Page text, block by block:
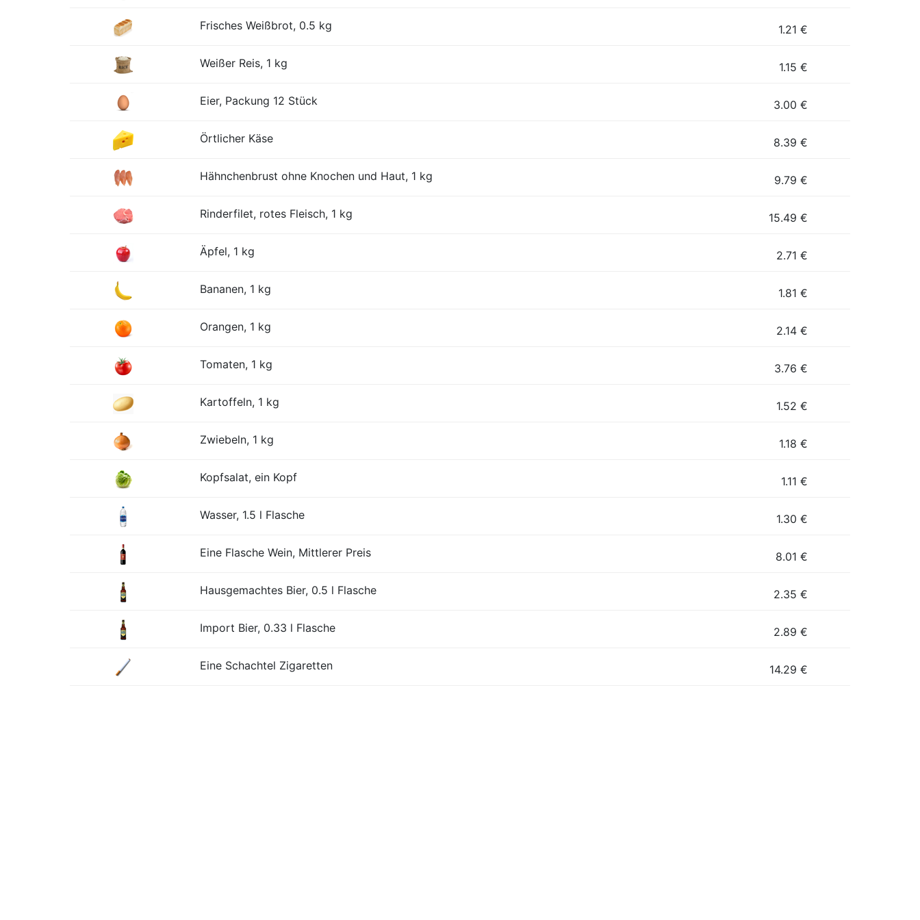
Frisches Weißbrot, 0.5 kg 1.21 €
Weißer Reis, 1 kg 1.15 €
Eier, Packung 12 Stück 3.00 €
Örtlicher Käse 8.39 €
Hähnchenbrust ohne Knochen und Haut, 1 kg 9.79 €
Rinderfilet, rotes Fleisch, 1 kg 15.49 €
Äpfel, 1 kg 2.71 €
Bananen, 1 kg 1.81 €
Orangen, 1 kg 2.14 €
Tomaten, 1 kg 3.76 €
Kartoffeln, 1 kg 1.52 €
Zwiebeln, 1 kg 1.18 €
Kopfsalat, ein Kopf 1.11 €
Wasser, 1.5 l Flasche 1.30 €
Eine Flasche Wein, Mittlerer Preis 8.01 €
Hausgemachtes Bier, 0.5 l Flasche 2.35 €
Import Bier, 0.33 l Flasche 2.89 €
Eine Schachtel Zigaretten 14.29 €